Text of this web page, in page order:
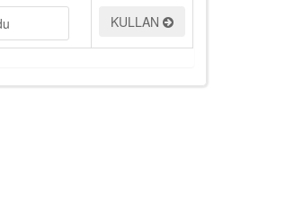
KULLAN